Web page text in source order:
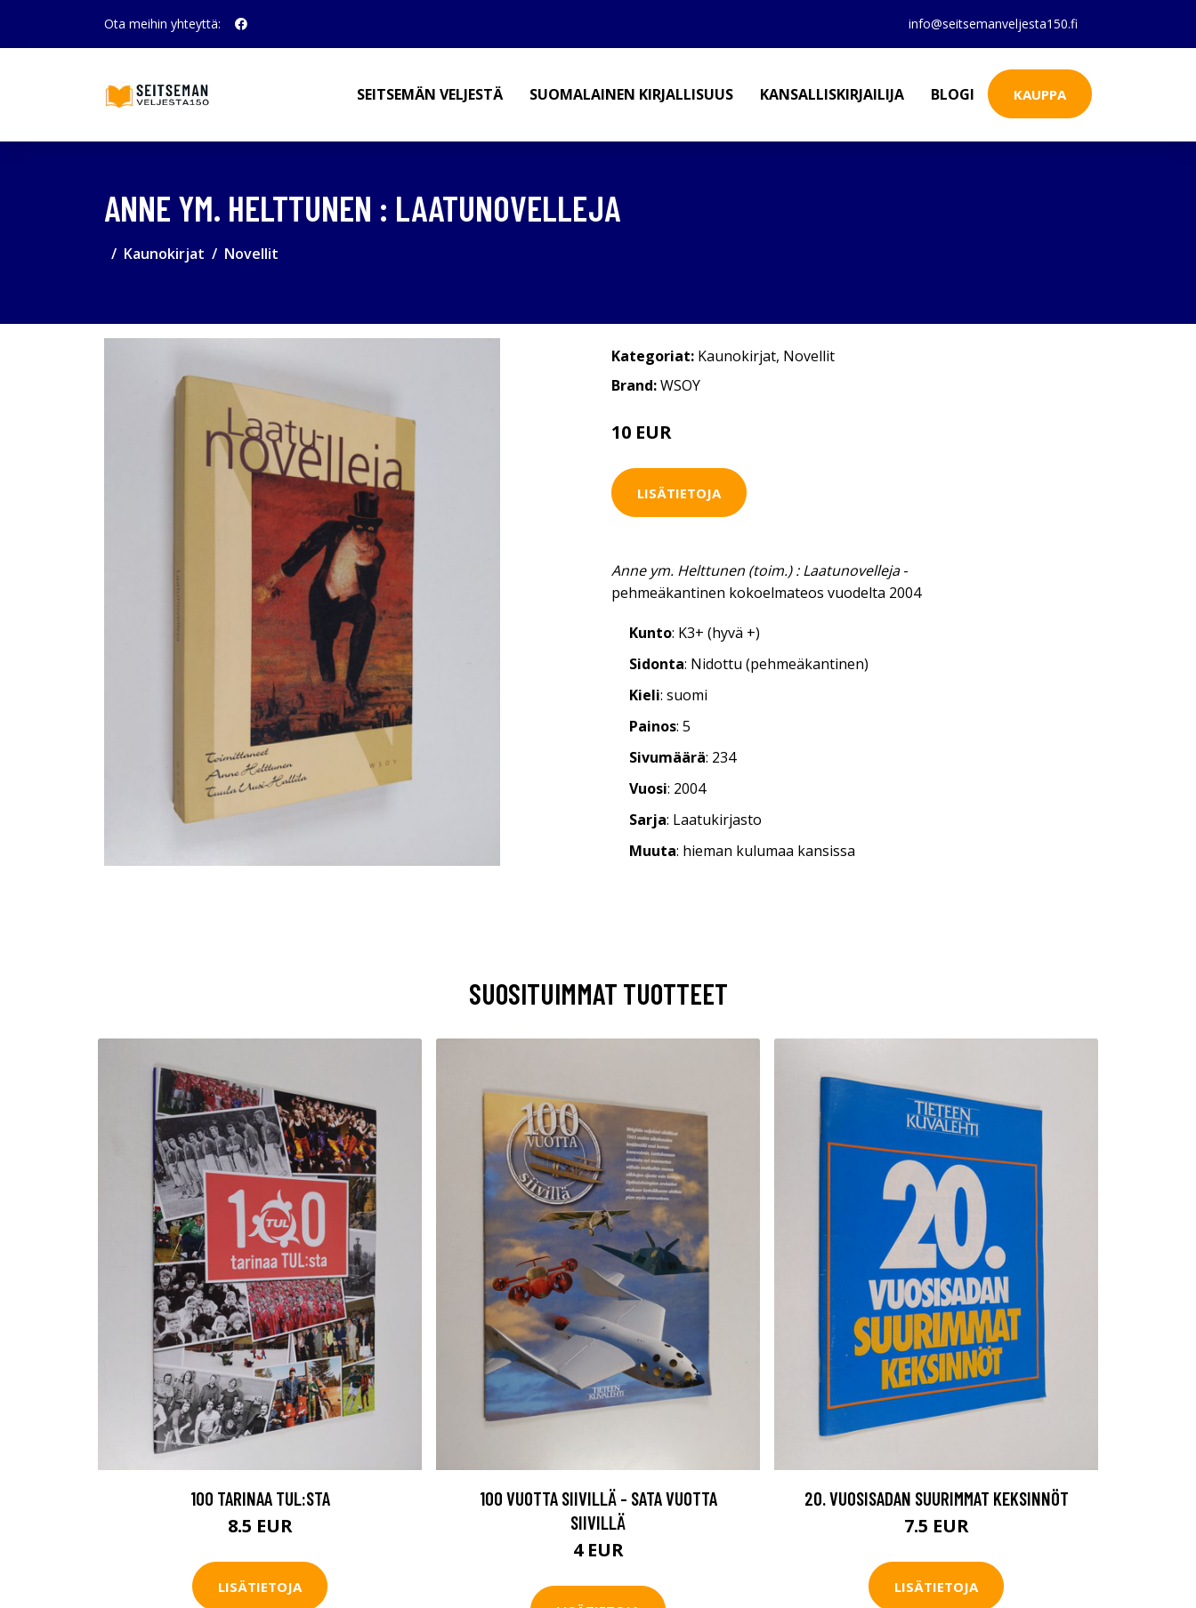
Ota meihin yhteyttä: info@seitsemanveljesta150.fi
SEITSEMÄN VELJESTÄ SUOMALAINEN KIRJALLISUUS KANSALLISKIRJAILIJA BLOGI KAUPPA
ANNE YM. HELTTUNEN : LAATUNOVELLEJA
Kaunokirjat Novellit
Kategoriat: Kaunokirjat, Novellit
Brand:WSOY
10 EUR
LISÄTIETOJA
Anne ym. Helttunen (toim.) : Laatunovelleja-
pehmeäkantinen kokoelmateos vuodelta 2004
Kunto: K3+ (hyvä +)
Sidonta: Nidottu (pehmeäkantinen)
Kieli: suomi
Painos: 5
Sivumäärä: 234
Vuosi: 2004
Sarja: Laatukirjasto
Muuta: hieman kulumaa kansissa
SUOSITUIMMAT TUOTTEET
100 TARINAA TUL:STA
8.5 EUR
LISÄTIETOJA
100 VUOTTA SIIVILLÄ - SATA VUOTTA
SIIVILLÄ
4 EUR
20. VUOSISADAN SUURIMMAT KEKSINNÖT
7.5 EUR
LISÄTIETOJA